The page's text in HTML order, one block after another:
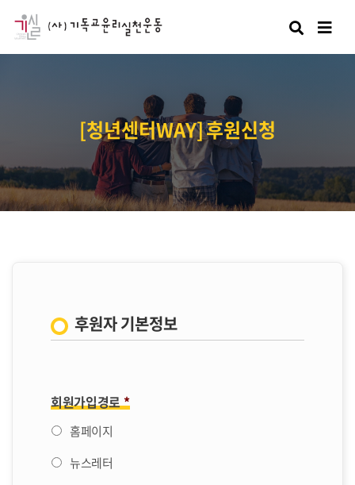
검색
[청년센터WAY] 후원신청
후원자 기본정보
회원가입경로*
홈페이지
뉴스레터